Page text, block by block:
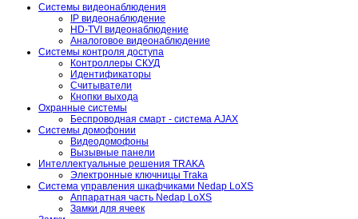
Системы видеонаблюдения
IP видеонаблюдение
HD-TVI видеонаблюдение
Аналоговое видеонаблюдение
Системы контроля доступа
Контроллеры СКУД
Идентификаторы
Считыватели
Кнопки выхода
Охранные системы
Беспроводная смарт - система AJAX
Системы домофонии
Видеодомофоны
Вызывные панели
Интеллектуальные решения TRAKA
Электронные ключницы Traka
Система управления шкафчиками Nedap LoXS
Аппаратная часть Nedap LoXS
Замки для ячеек